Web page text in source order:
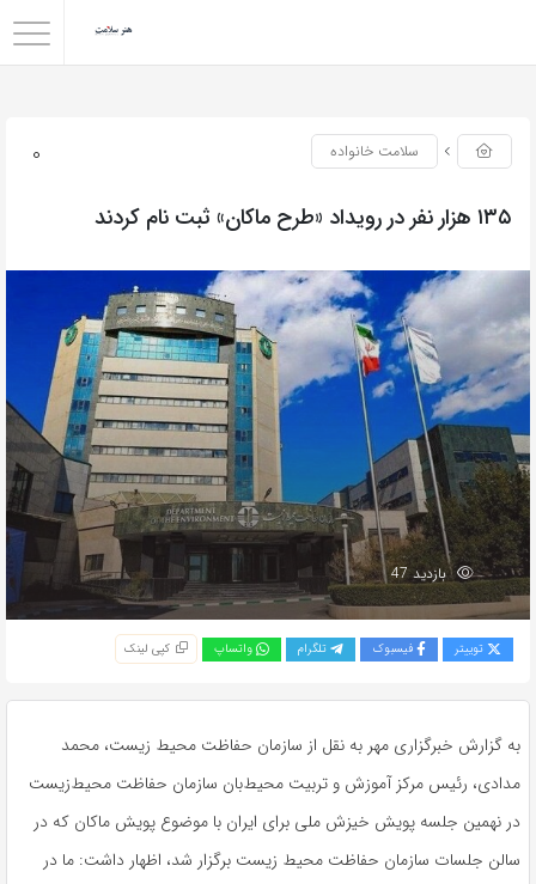
0 سلامت خانواده
۱۳۵ هزار نفر در رویداد «طرح ماکان» ثبت نام کردند
بازدید 47
توییتر فیسبوک تلگرام واتساپ کپی لینک
به گزارش خبرگزاری مهر به نقل از سازمان حفاظت محیط زیست، محمد
مدادی، رئیس مرکز آموزش و تربیت محیط‌بان سازمان حفاظت محیط‌زیست
در نهمین جلسه پویش خیزش ملی برای ایران با موضوع پویش ماکان که در
سالن جلسات سازمان حفاظت محیط زیست برگزار شد، اظهار داشت: ما در